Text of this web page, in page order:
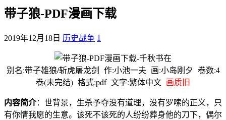
带子狼-PDF漫画下载
2019年12月18日 历史战争 1
别名:带子雄狼/斩虎屠龙剑 作:小池一夫 画:小岛刚夕 卷数:4
卷(未完结) 格式:pdf 文字:繁体中文 画质旧
内容简介：世背景，生杀予夺没有道理，没有罗嗦的正义，只
有你情我愿的生意。该死不该死的人纷纷葬身他的刀下，偶尔